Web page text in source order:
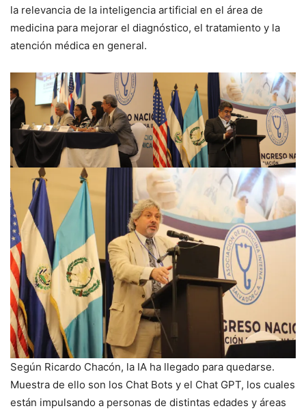
la relevancia de la inteligencia artificial en el área de
medicina para mejorar el diagnóstico, el tratamiento y la
atención médica en general.
Según Ricardo Chacón, la IA ha llegado para quedarse.
Muestra de ello son los Chat Bots y el Chat GPT, los cuales
están impulsando a personas de distintas edades y áreas